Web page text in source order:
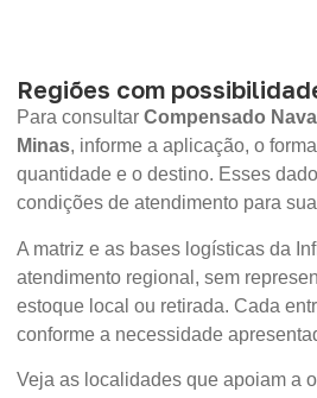
Regiões com
Para consultar Compensado
Minas, informe a aplicação, o
quantidade e o destino. Esses
condições de atendimento para
A matriz e as bases logísticas da
atendimento regional, sem
estoque local ou retirada. Cada
conforme a necessidade
Veja as localidades que apoiam a